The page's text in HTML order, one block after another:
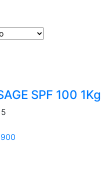
SPF 100 1Kg